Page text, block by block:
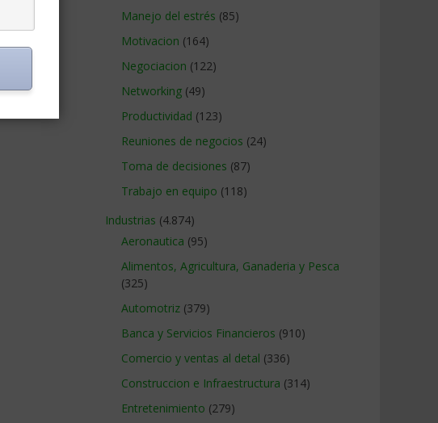
Manejo del estrés (85)
Motivacion (164)
Negociacion (122)
Networking (49)
Productividad (123)
Reuniones de negocios (24)
Toma de decisiones (87)
Trabajo en equipo (118)
Industrias (4.874)
Aeronautica (95)
Alimentos, Agricultura, Ganaderia y Pesca
(325)
Automotriz (379)
Banca y Servicios Financieros (910)
Comercio y ventas al detal (336)
Construccion e Infraestructura (314)
Entretenimiento (279)